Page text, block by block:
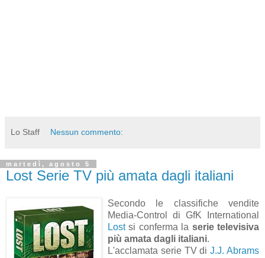
Lo Staff Nessun commento:
martedì, agosto 5
Lost Serie TV più amata dagli italiani
Secondo le classifiche vendite
Media-Control di GfK International
Lostsi conferma la serie televisiva
più amata dagli italiani.
L'acclamata serie TV diJ.J. Abrams